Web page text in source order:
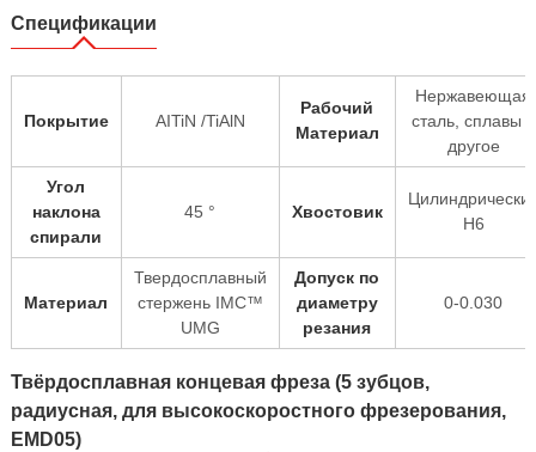
Спецификации
Покрытие AITiN /TiAlN
Рабочий
Материал
Нержавеющая
сталь, сплавы и
другое
Угол
наклона
спирали
45 ° Хвостовик
H6
Материал
Твердосплавный
стержень IMC™
UMG
Допуск по
диаметру
резания
0-0.030
Твёрдосплавная концевая фреза (5 зубцов,
радиусная, для высокоскоростного фрезерования,
EMD05)